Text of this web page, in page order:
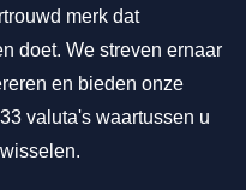
merk dat
doet. We streven ernaar
en bieden onze
valuta's waartussen u